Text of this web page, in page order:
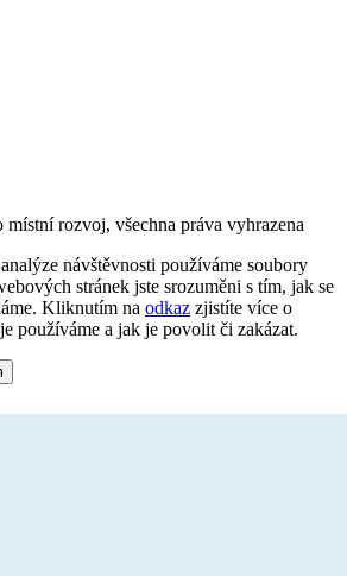
rozvoj, všechna práva vyhrazena
návštěvnosti používáme soubory
stránek jste srozuměni s tím, jak se
Kliknutím na odkaz zjistíte více o
používáme a jak je povolit či zakázat.